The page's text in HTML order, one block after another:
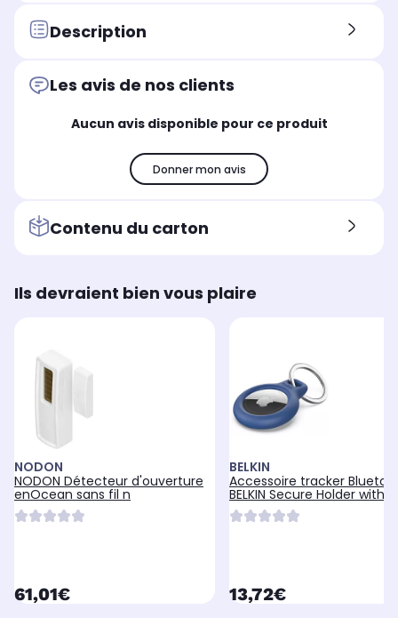
Description
Les avis de nos clients
Aucun avis disponible pour ce produit
Donner mon avis
Contenu du carton
Ils devraient bien vous plaire
NODON
NODON Détecteur d'ouverture
enOcean sans fil n
currentPrice
61,01€
BELKIN
Accessoire tracker
BELKIN Secure Holder with
Keyring - Blue
currentPrice
13,72€